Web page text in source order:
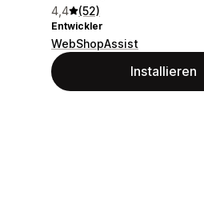
4,4 (52)
Entwickler
WebShopAssist
Installieren